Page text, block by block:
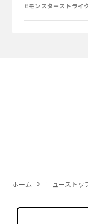
#モンスターストライ
ホーム ニューストッ